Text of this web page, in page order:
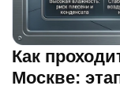
Как
Москве: